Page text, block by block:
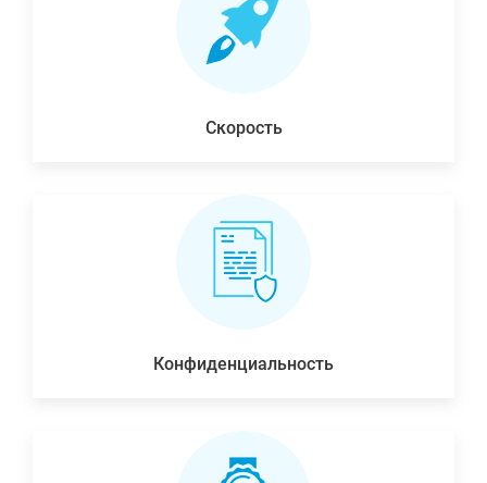
Скорость
Конфиденциальность